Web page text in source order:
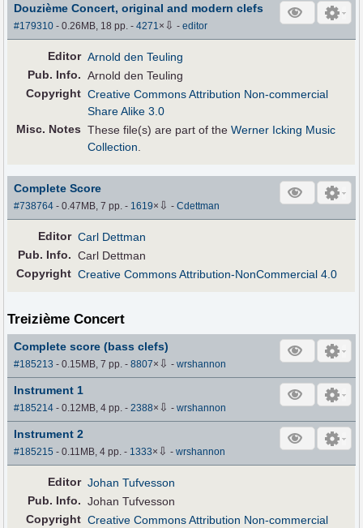
Douzième Concert, original and modern clefs
#179310 - 0.26MB, 18 pp.-4271× ⇩ -editor
Editor Arnold den Teuling
Pub. Info. Arnold den Teuling
Copyright Creative Commons Attribution Non-commercial
Share Alike 3.0
Misc. Notes These file(s) are part of theWerner Icking Music
Collection
Complete Score
#738764 - 0.47MB, 7 pp.- 1619× ⇩ -Cdettman
Editor Carl Dettman
Pub. Info. Carl Dettman
Copyright Creative Commons Attribution-NonCommercial 4.0
Treizième Concert
Complete score (bass clefs)
#185213 - 0.15MB, 7 pp.-8807× ⇩ -wrshannon
Instrument 1
#185214 - 0.12MB, 4 pp.-2388× ⇩ -wrshannon
Instrument 2
#185215 - 0.11MB, 4 pp.- 1333× ⇩ -wrshannon
Editor Johan Tufvesson
Pub. Info. Johan Tufvesson
Copyright Creative Commons Attribution Non-commercial